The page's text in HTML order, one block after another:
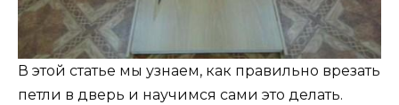
В этой статье мы узнаем, как правильно врезать
петли в дверь и научимся сами это делать.